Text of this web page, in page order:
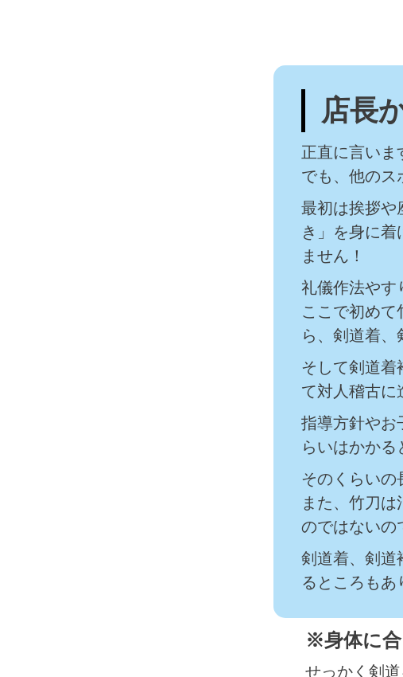
店長
正直に言いま
でも、他のス
最初は挨拶や
き」を身に
ません！
礼儀作法やす
ここで初めて
ら、剣道着、
そして剣道着
て対人稽古に
指導方針やお
らいはかかる
そのくらいの
また、竹刀
のではないの
剣道着、剣道
るところもあ
※身体に合
せっかく剣